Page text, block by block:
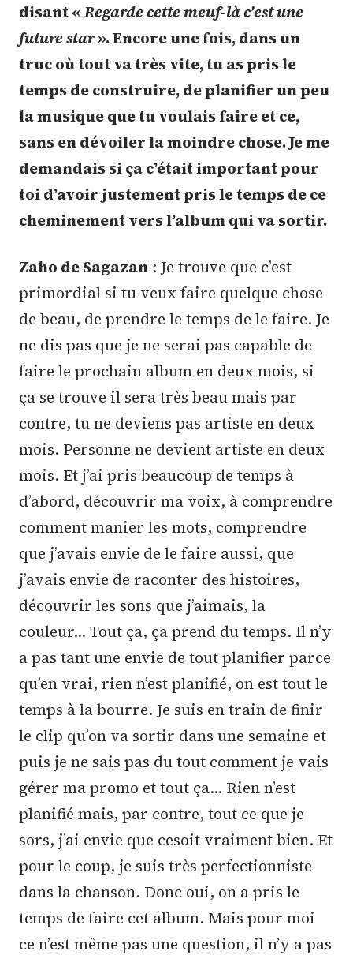
disant «Regarde cette meuf-là c’est une
future star». Encore une fois, dans un
truc où tout va très vite, tu as pris le
temps de construire, de planifier un peu
la musique que tu voulais faire et ce,
sans en dévoiler la moindre chose. Je me
demandais si ça c’était important pour
toi d’avoir justement pris le temps de ce
cheminement vers l’album qui va sortir.
Zaho de Sagazan : Je trouve que c’est
primordial si tu veux faire quelque chose
de beau, de prendre le temps de le faire. Je
ne dis pas que je ne serai pas capable de
faire le prochain album en deux mois, si
ça se trouve il sera très beau mais par
contre, tu ne deviens pas artiste en deux
mois. Personne ne devient artiste en deux
mois. Et j’ai pris beaucoup de temps à
d’abord, découvrir ma voix, à comprendre
comment manier les mots, comprendre
que j’avais envie de le faire aussi, que
j’avais envie de raconter des histoires,
découvrir les sons que j’aimais, la
couleur… Tout ça, ça prend du temps. Il n’y
a pas tant une envie de tout planifier parce
qu’en vrai, rien n’est planifié, on est tout le
temps à la bourre. Je suis en train de finir
le clip qu’on va sortir dans une semaine et
puis je ne sais pas du tout comment je vais
gérer ma promo et tout ça… Rien n’est
planifié mais, par contre, tout ce que je
sors, j’ai envie que cesoit vraiment bien. Et
pour le coup, je suis très perfectionniste
dans la chanson. Donc oui, on a pris le
temps de faire cet album. Mais pour moi
ce n’est même pas une question, il n’y a pas